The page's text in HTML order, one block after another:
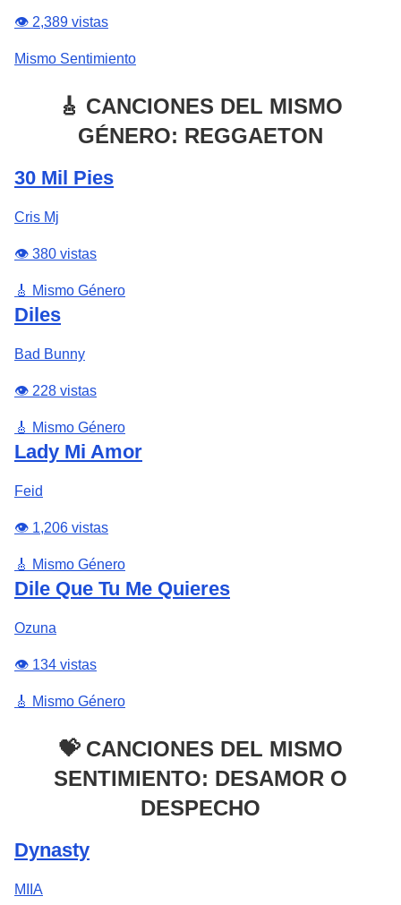
👁️ 2,389 vistas
Mismo Sentimiento
🎸 CANCIONES DEL MISMO
GÉNERO: REGGAETON
30 Mil Pies
Cris Mj
👁️ 380 vistas
🎸 Mismo Género
Diles
Bad Bunny
👁️ 228 vistas
🎸 Mismo Género
Lady Mi Amor
Feid
👁️ 1,206 vistas
🎸 Mismo Género
Dile Que Tu Me Quieres
Ozuna
👁️ 134 vistas
🎸 Mismo Género
💝 CANCIONES DEL MISMO
SENTIMIENTO: DESAMOR O
DESPECHO
Dynasty
MIIA